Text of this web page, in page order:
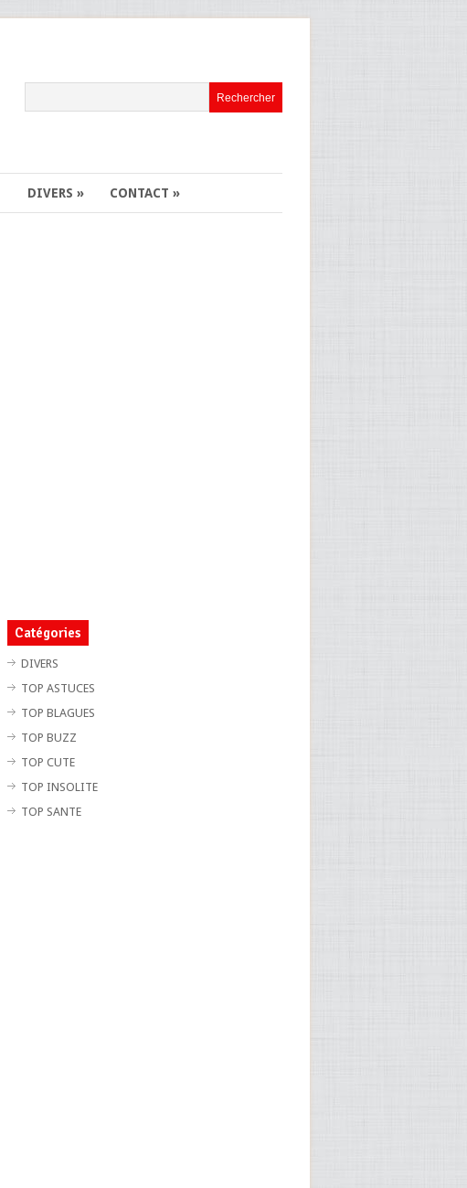
DIVERS » CONTACT »
Catégories
DIVERS
TOP ASTUCES
TOP BLAGUES
TOP BUZZ
TOP CUTE
TOP INSOLITE
TOP SANTE